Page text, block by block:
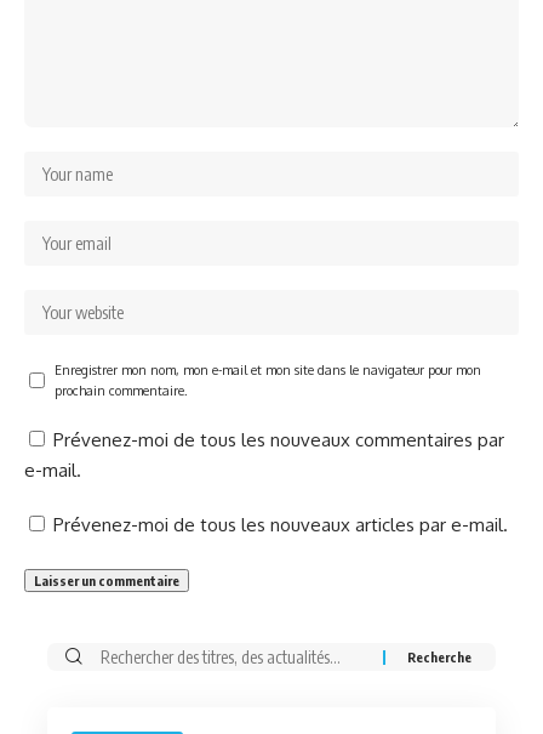
Enregistrer mon nom, mon e-mail et mon site dans le navigateur pour mon
prochain commentaire.
Prévenez-moi de tous les nouveaux commentaires par
e-mail.
Prévenez-moi de tous les nouveaux articles par e-mail.
Rechercher: